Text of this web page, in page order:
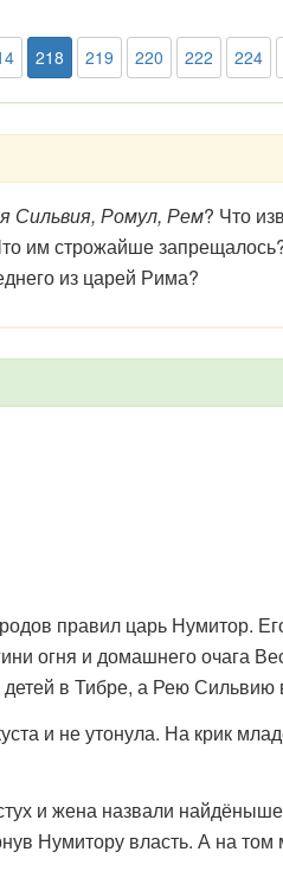
218 219 220 222 224
Сильвия, Ромул, Рем? Что
им строжайше
из царей Рима?
правил царь Нумитор.
огня и домашнего очага
в Тибре, а Рею Сильвию
и не утонула. На крик
и жена назвали
Нумитору власть. А на